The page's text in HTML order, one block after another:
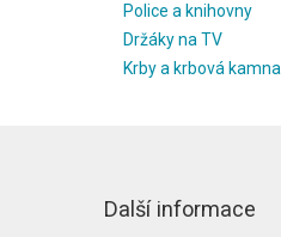
Police a knihovny
Držáky na TV
Krby a krbová kamna
Další informace